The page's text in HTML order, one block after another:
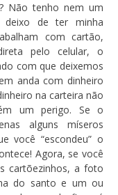
Não tenho nem um
de ter minha
com cartão,
pelo celular, o
com que deixemos
anda com dinheiro
na carteira não
um perigo. Se o
alguns míseros
você “escondeu” o
Agora, se você
cartõezinhos, a foto
do santo e um ou